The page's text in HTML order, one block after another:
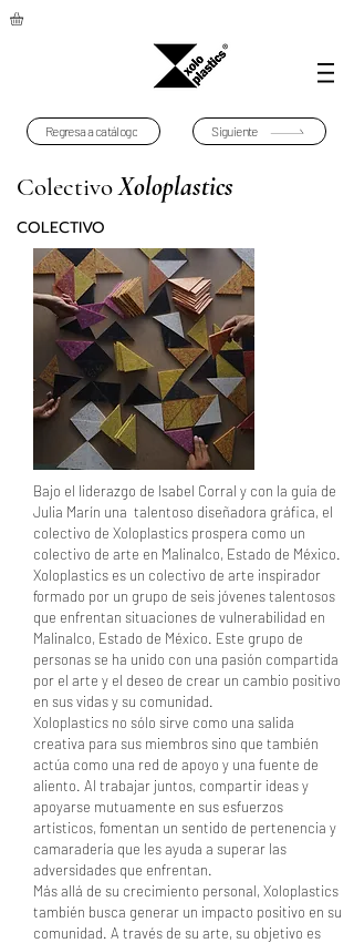
Regresa a catálogo Siguiente
ColectivoXoloplastics
COLECTIVO
Bajo el liderazgo de Isabel Corral y con la guía de
Julia Marín una talentoso diseñadora gráfica, el
colectivo de Xoloplastics prospera como un
colectivo de arte en Malinalco, Estado de México.
Xoloplastics es un colectivo de arte inspirador
formado por un grupo de seis jóvenes talentosos
que enfrentan situaciones de vulnerabilidad en
Malinalco, Estado de México. Este grupo de
personas se ha unido con una pasión compartida
por el arte y el deseo de crear un cambio positivo
en sus vidas y su comunidad.
Xoloplastics no sólo sirve como una salida
creativa para sus miembros sino que también
actúa como una red de apoyo y una fuente de
aliento. Al trabajar juntos, compartir ideas y
apoyarse mutuamente en sus esfuerzos
artísticos, fomentan un sentido de pertenencia y
camaradería que les ayuda a superar las
adversidades que enfrentan.
Más allá de su crecimiento personal, Xoloplastics
también busca generar un impacto positivo en su
comunidad. A través de su arte, su objetivo es